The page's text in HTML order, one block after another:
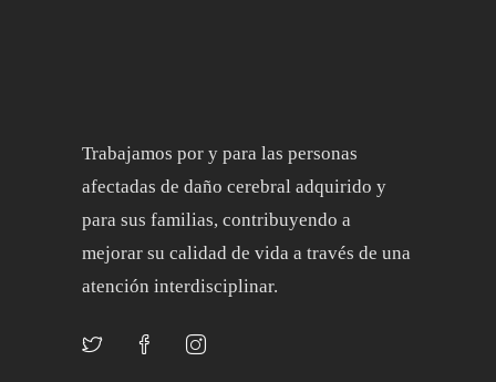
Trabajamos por y para las personas
afectadas de daño cerebral adquirido y
para sus familias, contribuyendo a
mejorar su calidad de vida a través de una
atención interdisciplinar.